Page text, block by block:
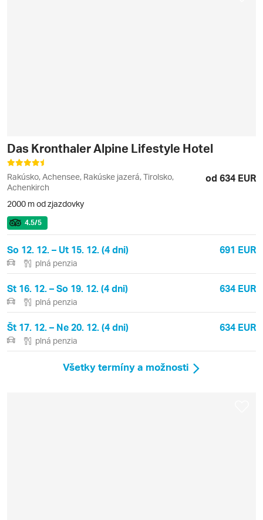
Das Kronthaler Alpine Lifestyle Hotel
Rakúsko, Achensee, Rakúske jazerá, Tirolsko,
Achenkirch
od 634 EUR
2000 m od zjazdovky
4.5/5
So 12. 12. – Ut 15. 12. (4 dni) 691 EUR
plná penzia
St 16. 12. – So 19. 12. (4 dni) 634 EUR
plná penzia
Št 17. 12. – Ne 20. 12. (4 dni) 634 EUR
plná penzia
Všetky termíny a možnosti